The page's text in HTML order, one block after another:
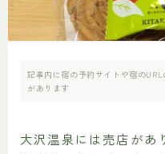
記事内に宿の予約サイトや宿の
があります
大沢温泉には売店があ